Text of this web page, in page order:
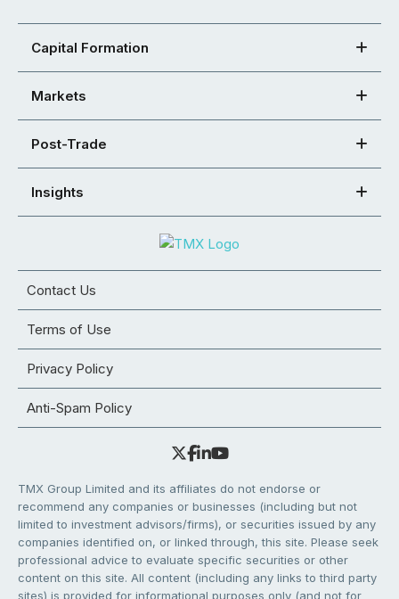
Capital Formation
Markets
Post-Trade
Insights
Contact Us
Terms of Use
Privacy Policy
Anti-Spam Policy
TMX Group Limited and its affiliates do not endorse or
recommend any companies or businesses (including but not
limited to investment advisors/firms), or securities issued by any
companies identified on, or linked through, this site. Please seek
professional advice to evaluate specific securities or other
content on this site. All content (including any links to third party
sites) is provided for informational purposes only (and not for